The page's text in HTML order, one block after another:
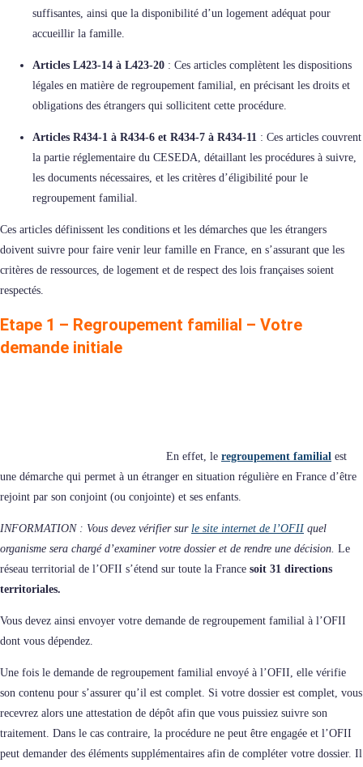
suffisantes, ainsi que la disponibilité d’un logement adéquat pour
accueillir la famille.
Articles L423-14 à L423-20 : Ces articles complètent les dispositions
légales en matière de regroupement familial, en précisant les droits et
obligations des étrangers qui sollicitent cette procédure.
Articles R434-1 à R434-6 et R434-7 à R434-11 : Ces articles couvrent
la partie réglementaire du CESEDA, détaillant les procédures à suivre,
les documents nécessaires, et les critères d’éligibilité pour le
regroupement familial.
Ces articles définissent les conditions et les démarches que les étrangers
doivent suivre pour faire venir leur famille en France, en s’assurant que les
critères de ressources, de logement et de respect des lois françaises soient
respectés.
Etape 1 – Regroupement familial – Votre
demande initiale
En effet, le regroupement familial est
une démarche qui permet à un étranger en situation régulière en France d’être
rejoint par son conjoint (ou conjointe) et ses enfants.
INFORMATION : Vous devez vérifier sur le site internet de l’OFII quel
organisme sera chargé d’examiner votre dossier et de rendre une décision. Le
réseau territorial de l’OFII s’étend sur toute la France soit 31 directions
territoriales.
Vous devez ainsi envoyer votre demande de regroupement familial à l’OFII
dont vous dépendez.
Une fois le demande de regroupement familial envoyé à l’OFII, elle vérifie
son contenu pour s’assurer qu’il est complet. Si votre dossier est complet, vous
recevrez alors une attestation de dépôt afin que vous puissiez suivre son
traitement. Dans le cas contraire, la procédure ne peut être engagée et l’OFII
peut demander des éléments supplémentaires afin de compléter votre dossier. Il